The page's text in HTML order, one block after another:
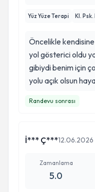
Yüz Yüze Terapi Kl.
Öncelikle
yol gösterici oldu yaklaşımı abi kardeş ilişkisi
gibiydi benim için
yolu açık olsun
Randevu sonrası
İ*** Ç***12.06.2026
Zamanlama
5.0